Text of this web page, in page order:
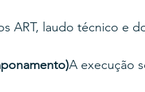
ART, laudo técnico e
A execução